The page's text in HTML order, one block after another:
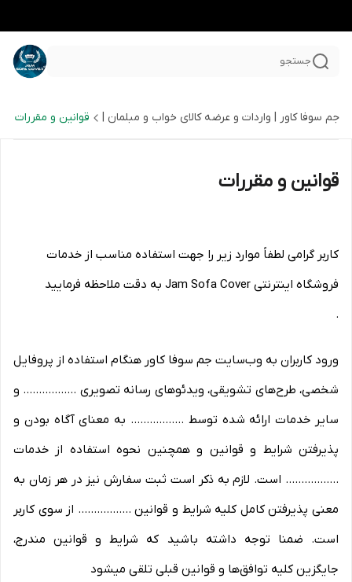
جستجو
جم سوفا کاور | واردات و عرضه کالای خواب و مبلمان | قوانین و مقررات
قوانین و مقررات
کاربر گرامی لطفاً موارد زیر را جهت استفاده مناسب از خدمات
فروشگاه اینترنتی Jam Sofa Cover به دقت ملاحظه فرمایید
.
ورود کاربران به وب‏‌سایت جم سوفا کاور هنگام استفاده از پروفایل
شخصی، طرح‏‌های تشویقی، ویدئوهای رسانه تصویری ................. و
سایر خدمات ارائه شده توسط ................. به معنای آگاه بودن و
پذیرفتن شرایط و قوانین و همچنین نحوه استفاده از خدمات
................. است. لازم به ذکر است ثبت سفارش نیز در هر زمان به
معنی پذیرفتن کامل کلیه شرایط و قوانین ................. از سوی کاربر
است. ضمنا توجه داشته باشید که شرایط و قوانین مندرج،
جایگزین کلیه توافق‏‌ها و قوانین قبلی تلقی میشود